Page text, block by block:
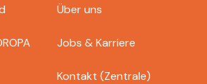
Über uns
Jobs & Karriere
Kontakt (Zentrale)